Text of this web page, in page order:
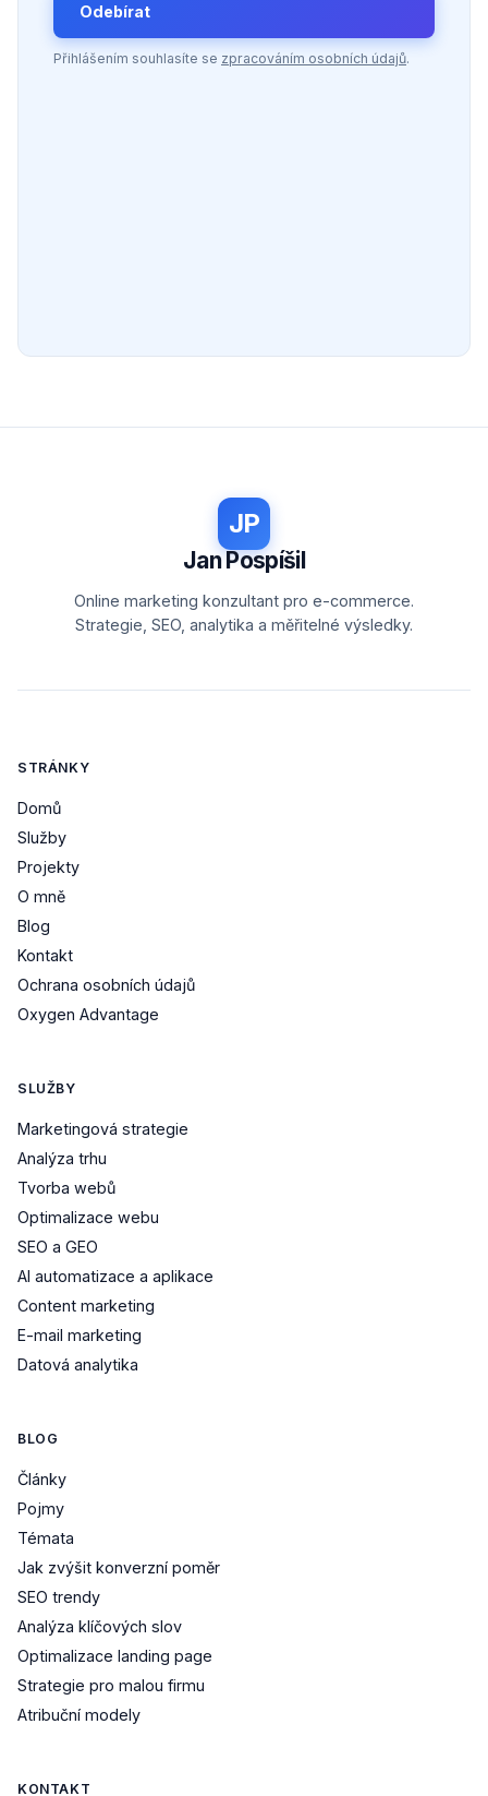
Odebírat
Přihlášením souhlasíte se zpracováním osobních údajů.
JP
Jan Pospíšil
Online marketing konzultant pro e-commerce.
Strategie, SEO, analytika a měřitelné výsledky.
STRÁNKY
Domů
Služby
Projekty
O mně
Blog
Kontakt
Ochrana osobních údajů
Oxygen Advantage
SLUŽBY
Marketingová strategie
Analýza trhu
Tvorba webů
Optimalizace webu
SEO a GEO
AI automatizace a aplikace
Content marketing
E-mail marketing
Datová analytika
BLOG
Články
Pojmy
Témata
Jak zvýšit konverzní poměr
SEO trendy
Analýza klíčových slov
Optimalizace landing page
Strategie pro malou firmu
Atribuční modely
KONTAKT